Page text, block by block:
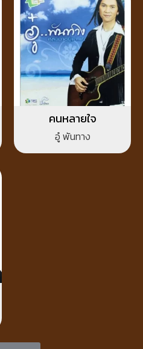
คนหลายใจ
อู๋ พันทาง